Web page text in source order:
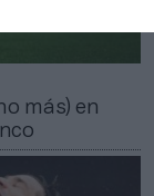
más) en